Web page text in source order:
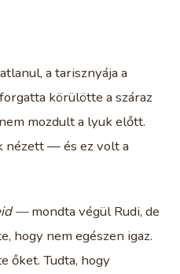
a tarisznyája a
körülötte a száraz
mozdult a lyuk előtt.
nézett — és ez volt a
—mondta végül Rudi, de
hogy nem egészen igaz.
őket. Tudta, hogy